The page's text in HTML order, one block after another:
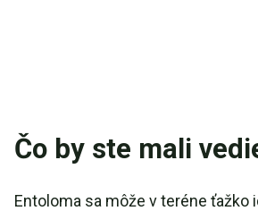
Čo by ste mali
Entoloma sa môže v teréne ťažko